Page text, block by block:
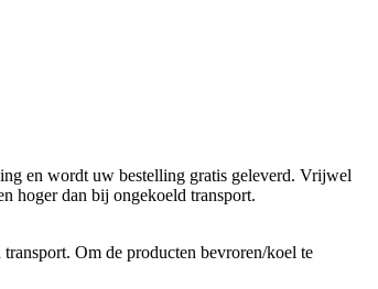
en wordt uw bestelling gratis geleverd. Vrijwel
hoger dan bij ongekoeld transport.
Om de producten bevroren/koel te